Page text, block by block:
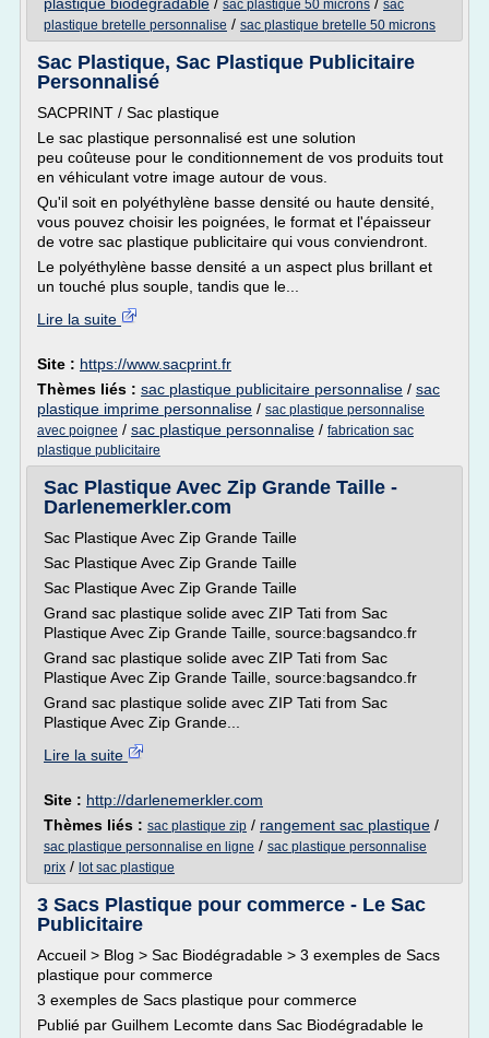
sac plastique 50 microns
sac
plastique bretelle personnalise / sac plastique bretelle 50 microns
Sac Plastique, Sac Plastique Publicitaire
Personnalisé
SACPRINT / Sac plastique
Le sac plastique personnalisé est une solution
peu coûteuse pour le conditionnement de vos produits tout
en véhiculant votre image autour de vous.
Qu'il soit en polyéthylène basse densité ou haute densité,
vous pouvez choisir les poignées, le format et l'épaisseur
de votre sac plastique publicitaire qui vous conviendront.
Le polyéthylène basse densité a un aspect plus brillant et
un touché plus souple, tandis que le...
Lire la suite
Site : https://www.sacprint.fr
Thèmes liés : sac plastique publicitaire personnalise / sac
plastique imprime personnalise / sac plastique personnalise
avec poignee / sac plastique personnalise / fabrication sac
plastique publicitaire
Sac Plastique Avec Zip Grande Taille -
Darlenemerkler.com
Sac Plastique Avec Zip Grande Taille
Sac Plastique Avec Zip Grande Taille
Sac Plastique Avec Zip Grande Taille
Grand sac plastique solide avec ZIP Tati from Sac
Plastique Avec Zip Grande Taille, source:bagsandco.fr
Grand sac plastique solide avec ZIP Tati from Sac
Plastique Avec Zip Grande Taille, source:bagsandco.fr
Grand sac plastique solide avec ZIP Tati from Sac
Plastique Avec Zip Grande...
Lire la suite
Site : http://darlenemerkler.com
Thèmes liés : sac plastique zip / rangement sac plastique /
sac plastique personnalise en ligne / sac plastique personnalise
prix / lot sac plastique
3 Sacs Plastique pour commerce - Le Sac
Publicitaire
Accueil > Blog > Sac Biodégradable > 3 exemples de Sacs
plastique pour commerce
3 exemples de Sacs plastique pour commerce
Publié par Guilhem Lecomte dans Sac Biodégradable le